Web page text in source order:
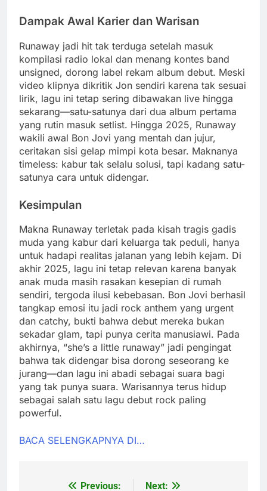
Dampak Awal Karier dan Warisan
Runaway jadi hit tak terduga setelah masuk
kompilasi radio lokal dan menang kontes band
unsigned, dorong label rekam album debut. Meski
video klipnya dikritik Jon sendiri karena tak sesuai
lirik, lagu ini tetap sering dibawakan live hingga
sekarang—satu-satunya dari dua album pertama
yang rutin masuk setlist. Hingga 2025, Runaway
wakili awal Bon Jovi yang mentah dan jujur,
ceritakan sisi gelap mimpi kota besar. Maknanya
timeless: kabur tak selalu solusi, tapi kadang satu-
satunya cara untuk didengar.
Kesimpulan
Makna Runaway terletak pada kisah tragis gadis
muda yang kabur dari keluarga tak peduli, hanya
untuk hadapi realitas jalanan yang lebih kejam. Di
akhir 2025, lagu ini tetap relevan karena banyak
anak muda masih rasakan kesepian di rumah
sendiri, tergoda ilusi kebebasan. Bon Jovi berhasil
tangkap emosi itu jadi rock anthem yang urgent
dan catchy, bukti bahwa debut mereka bukan
sekadar glam, tapi punya cerita manusiawi. Pada
akhirnya, “she’s a little runaway” jadi pengingat
bahwa tak didengar bisa dorong seseorang ke
jurang—dan lagu ini abadi sebagai suara bagi
yang tak punya suara. Warisannya terus hidup
sebagai salah satu lagu debut rock paling
powerful.
BACA SELENGKAPNYA DI…
Previous: Next: